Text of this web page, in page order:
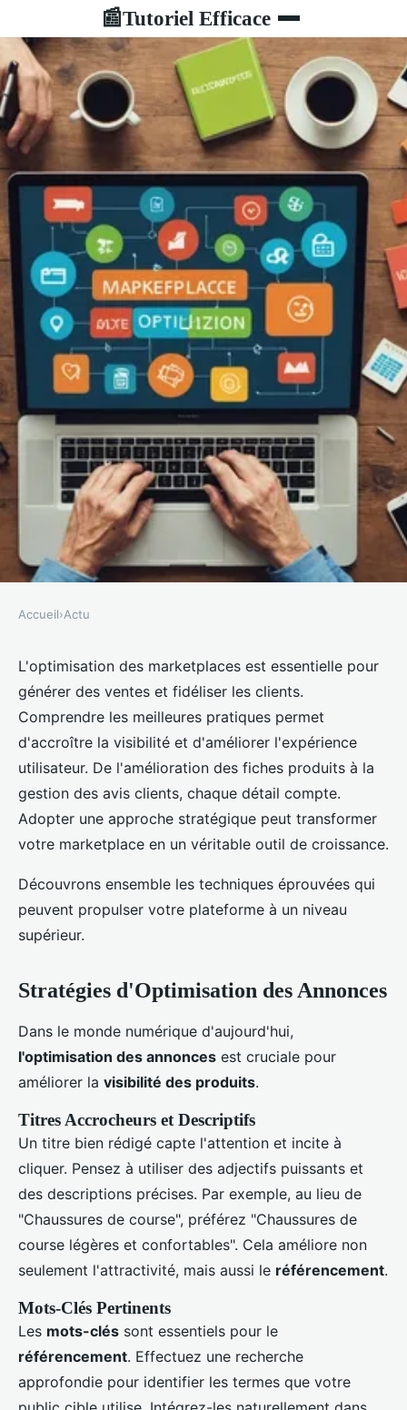
📰Tutoriel Efficace
Les Meilleures Pratiques pour
l'Optimisation des Marketplaces
Clémence•16 octobre 2024 •7 min de lecture
Accueil›Actu
L'optimisation des marketplaces est essentielle pour
générer des ventes et fidéliser les clients.
Comprendre les meilleures pratiques permet
d'accroître la visibilité et d'améliorer l'expérience
utilisateur. De l'amélioration des fiches produits à la
gestion des avis clients, chaque détail compte.
Adopter une approche stratégique peut transformer
votre marketplace en un véritable outil de croissance.
Découvrons ensemble les techniques éprouvées qui
peuvent propulser votre plateforme à un niveau
supérieur.
Stratégies d'Optimisation des Annonces
Dans le monde numérique d'aujourd'hui,
l'optimisation des annonces est cruciale pour
améliorer la visibilité des produits.
Titres Accrocheurs et Descriptifs
Un titre bien rédigé capte l'attention et incite à
cliquer. Pensez à utiliser des adjectifs puissants et
des descriptions précises. Par exemple, au lieu de
"Chaussures de course", préférez "Chaussures de
course légères et confortables". Cela améliore non
seulement l'attractivité, mais aussi le référencement.
Mots-Clés Pertinents
Les mots-clés sont essentiels pour le
référencement. Effectuez une recherche
approfondie pour identifier les termes que votre